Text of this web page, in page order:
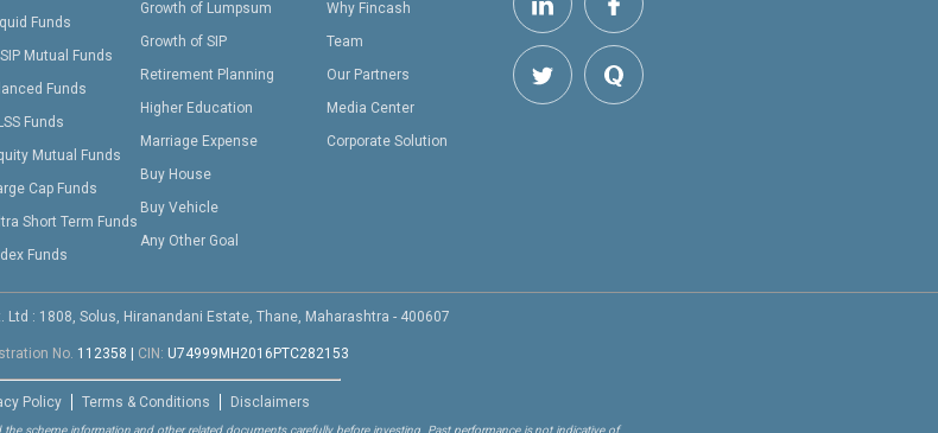
Funds
Mutual Funds
Funds
Funds
Mutual Funds
Cap Funds
Short Term Funds
Funds
Growth of Lumpsum
Growth of SIP
Retirement Planning
Higher Education
Marriage Expense
Buy House
Buy Vehicle
Any Other Goal
Why Fincash
Team
Our Partners
Media Center
Corporate Solution
Ltd : 1808, Solus, Hiranandani Estate, Thane, Maharashtra - 400607
No. 112358 CIN: U74999MH2016PTC282153
Policy Terms & Conditions Disclaimers